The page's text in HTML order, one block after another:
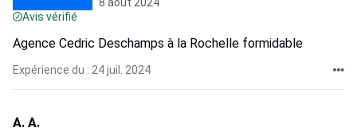
Avis vérifié
Agence Cedric Deschamps à la Rochelle formidable
Expérience du : 24 juil. 2024
A. A.